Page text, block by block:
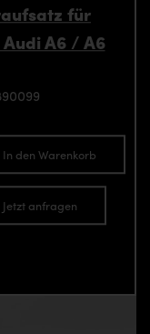
für
A6 / A6
In den Warenkorb
Jetzt anfragen